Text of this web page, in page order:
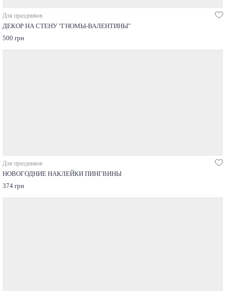
Для праздников
ДЕКОР НА СТЕНУ "ГНОМЫ-ВАЛЕНТИНЫ"
500 грн
Для праздников
НОВОГОДНИЕ НАКЛЕЙКИ ПИНГВИНЫ
374 грн